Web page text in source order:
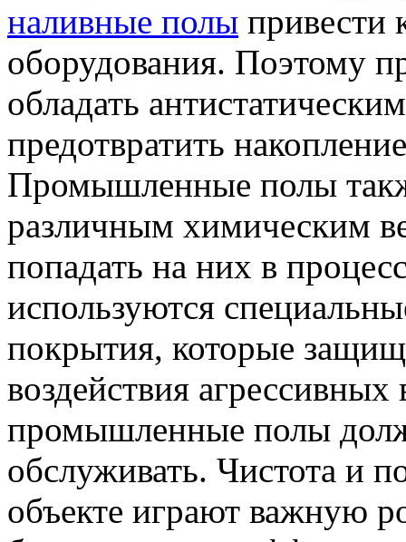
наливные полы привести
оборудования. Поэтому
обладать
предотвратить
Промышленные полы
различным химическим
попадать на них в
используются
покрытия, которые
воздействия
промышленные полы
обслуживать. Чистота и
объекте играют важную